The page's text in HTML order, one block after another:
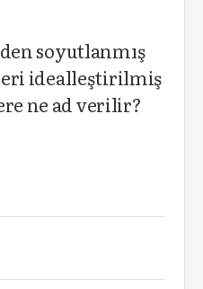
soyutlanmış
idealleştirilmiş
ne ad verilir?